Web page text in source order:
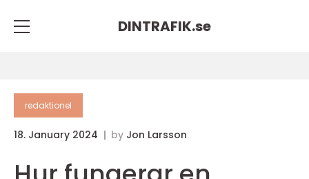
DINTRAFIK.se
redaktionel
18. January 2024 by Jon Larsson